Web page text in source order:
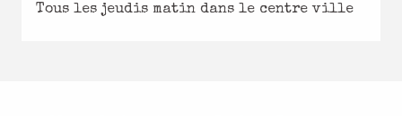
Tous les jeudis matin dans le centre ville